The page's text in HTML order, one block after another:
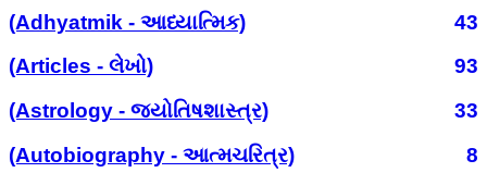
(Adhyatmik - આધ્યાત્મિક)
43
(Articles - લેખો)
93
(Astrology - જ્યોતિષશાસ્ત્ર)
33
(Autobiography - આત્મચરિત્ર)
8